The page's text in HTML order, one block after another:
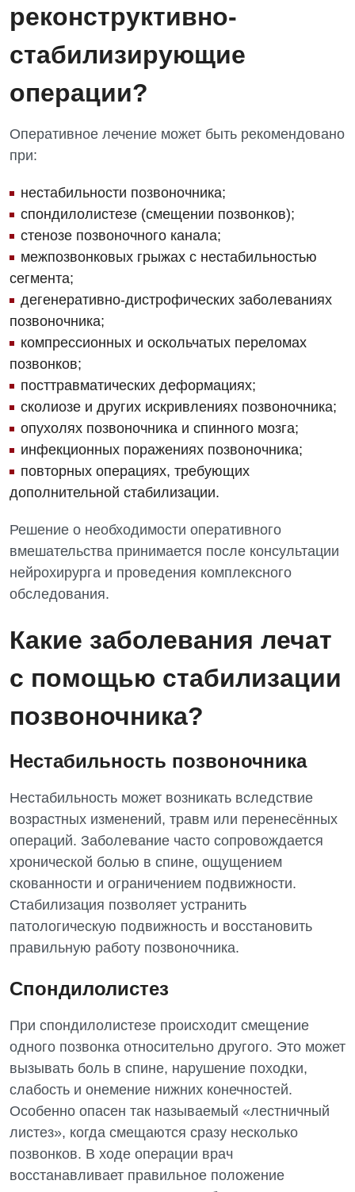
Вакансии
Мероприятия БПР
Интернатура
Энциклопедия
Программа лояльности
Видео
Диагностика
Ангиографические исследования
Диагностическое отделение
Компьютерная томография
Магнитно-резонансная томография
Маммография
Нейросонография
Рентгенография
Эндоскопическое отделение
Для взрослых
Бесплатные услуги
Вакцинация
Гастроэнтерология
Гинекологическое отделение
Дерматовенерология
Диетология
Дневной стационар
Кардиология
Маммология
Неврология
Нейрохирургия
Онкологическое отделение
Гинекологическое отделение
Диагностическое отделение
Дневной стационар
Онкологическое отделение
Отдел госпитализации
Отделение кардиососудистой патологии и неврологии
Отделение неотложных состояний
Педиатрическое отделение
Скорая медицинская помощь
Урологическое отделение
Хирургическое отделение
Эндоскопическое отделение
Лечение острого инфаркта
Национальный скрининг здоровья 40+
Украинский
реконструктивно-
стабилизирующие
операции?
Оперативное лечение может быть рекомендовано
при:
нестабильности позвоночника;
спондилолистезе (смещении позвонков);
стенозе позвоночного канала;
межпозвонковых грыжах с нестабильностью
сегмента;
дегенеративно-дистрофических заболеваниях
позвоночника;
компрессионных и оскольчатых переломах
позвонков;
посттравматических деформациях;
сколиозе и других искривлениях позвоночника;
опухолях позвоночника и спинного мозга;
инфекционных поражениях позвоночника;
повторных операциях, требующих
дополнительной стабилизации.
Решение о необходимости оперативного
вмешательства принимается после консультации
нейрохирурга и проведения комплексного
обследования.
Какие заболевания лечат
с помощью стабилизации
позвоночника?
Нестабильность позвоночника
Нестабильность может возникать вследствие
возрастных изменений, травм или перенесённых
операций. Заболевание часто сопровождается
хронической болью в спине, ощущением
скованности и ограничением подвижности.
Стабилизация позволяет устранить
патологическую подвижность и восстановить
правильную работу позвоночника.
Спондилолистез
При спондилолистезе происходит смещение
одного позвонка относительно другого. Это может
вызывать боль в спине, нарушение походки,
слабость и онемение нижних конечностей.
Особенно опасен так называемый «лестничный
листез», когда смещаются сразу несколько
позвонков. В ходе операции врач
восстанавливает правильное положение